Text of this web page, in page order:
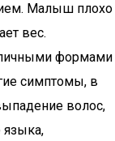
Малыш плохо
вес.
формами
симптомы, в
волос,
языка,